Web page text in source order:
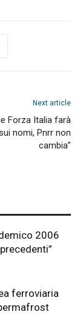
Next article
Forza Italia farà
nomi, Pnrr non
cambia”
2006
ferroviaria